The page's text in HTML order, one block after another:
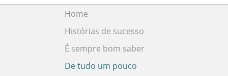
Home
Histórias de sucesso
É sempre bom saber
De tudo um pouco